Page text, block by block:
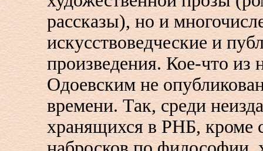
рассказы), но и
искусствоведческие и
произведения. Кое-что из
Одоевским не
времени. Так, среди
хранящихся в РНБ, кроме